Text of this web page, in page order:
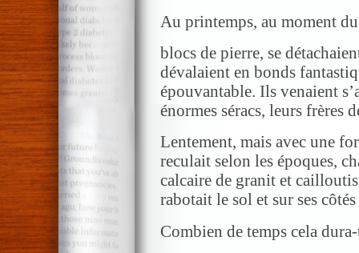
Au printemps, au moment
blocs de pierre, se
dévalaient en bonds
épouvantable. Ils venaient
énormes séracs, leurs frères
Lentement, mais avec une
reculait selon les époques,
calcaire de granit et
rabotait le sol et sur ses
Combien de temps cela